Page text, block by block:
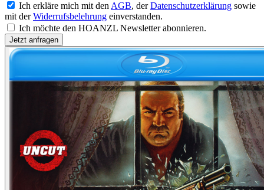
Ich erkläre mich mit den AGB, derDatenschutzerklärung sowie
mit derWiderrufsbelehrung einverstanden.
Ich möchte den HOANZL Newsletter abonnieren.